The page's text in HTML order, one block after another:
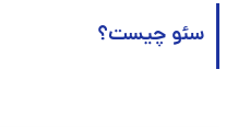
سئو چیست؟